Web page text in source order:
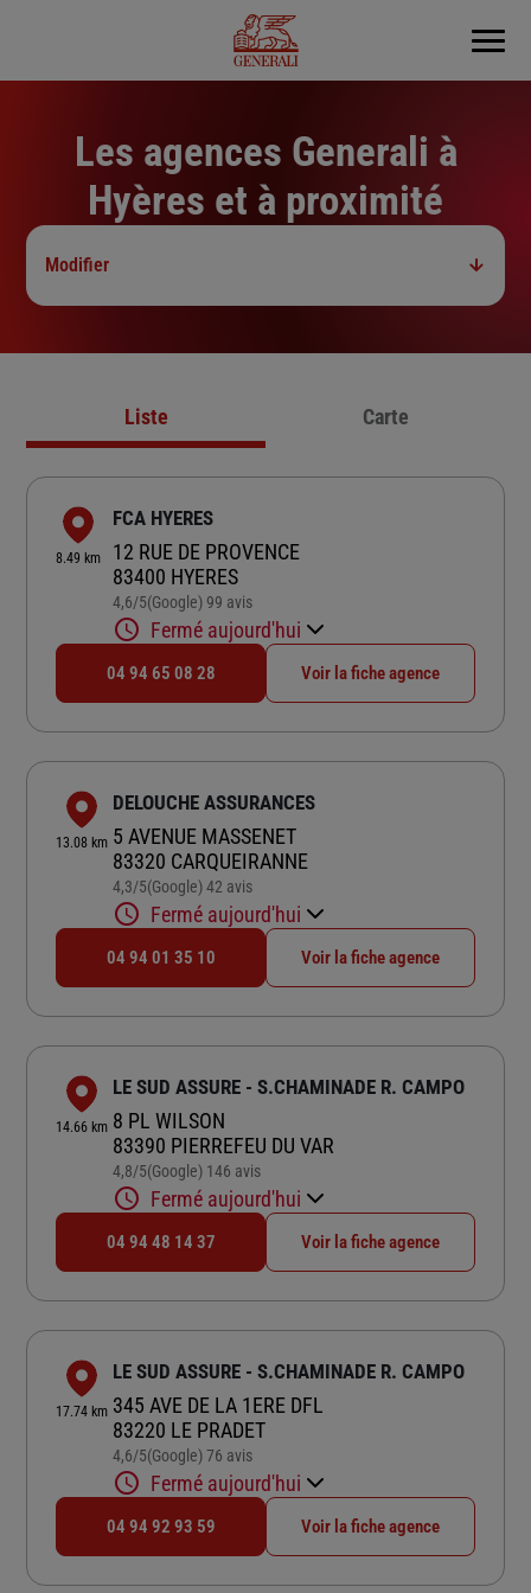
Menu
Les agences Generali à
Hyères et à proximité
Modifier
Liste Carte
8.49 km
FCA HYERES
12 RUE DE PROVENCE
83400 HYERES
4,6/5Note de 4.6 sur 5
(Google) 99 avis
Fermé aujourd'hui
04 94 65 08 28 Voir la fiche agence
13.08 km
DELOUCHE ASSURANCES
5 AVENUE MASSENET
83320 CARQUEIRANNE
4,3/5Note de 4.3 sur 5
(Google) 42 avis
Fermé aujourd'hui
04 94 01 35 10 Voir la fiche agence
14.66 km
LE SUD ASSURE - S.CHAMINADE R. CAMPO
8 PL WILSON
83390 PIERREFEU DU VAR
4,8/5Note de 4.8 sur 5
(Google) 146 avis
Fermé aujourd'hui
04 94 48 14 37 Voir la fiche agence
17.74 km
LE SUD ASSURE - S.CHAMINADE R. CAMPO
345 AVE DE LA 1ERE DFL
83220 LE PRADET
4,6/5Note de 4.6 sur 5
(Google) 76 avis
Fermé aujourd'hui
04 94 92 93 59 Voir la fiche agence